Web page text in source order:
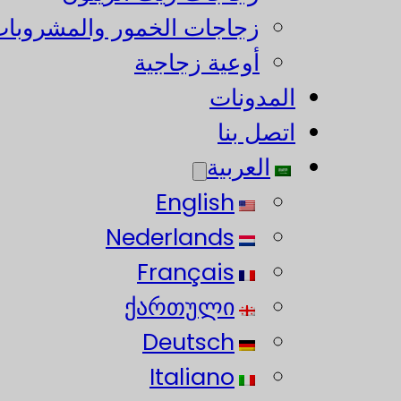
زجاجات الخمور
أوعية زجاجية
المدونات
اتصل بنا
العربية
English
Nederlands
Français
ქართული
Deutsch
Italiano